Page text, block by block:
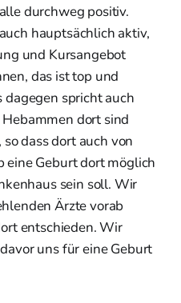
durchweg positiv.
hauptsächlich aktiv,
und Kursangebot
das ist top und
dagegen spricht auch
dort sind
dass dort auch von
eine Geburt dort möglich
sein soll. Wir
Ärzte vorab
entschieden. Wir
uns für eine Geburt